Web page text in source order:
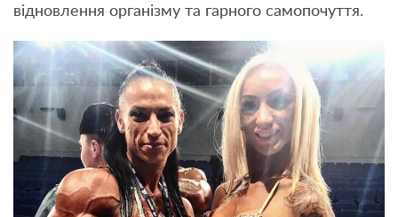
відновлення організму та гарного самопочуття.